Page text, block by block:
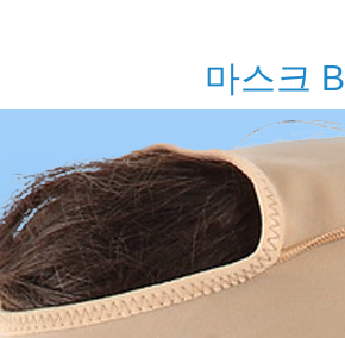
마스크 B